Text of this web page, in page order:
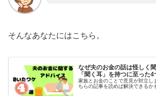
そんなあなたにはこちら。
なぜ夫のお金の話は怪しく
「聞く耳」を持つに至った
家族とお金のことで意見が対立し
ちらの記事を読めば解決できるか